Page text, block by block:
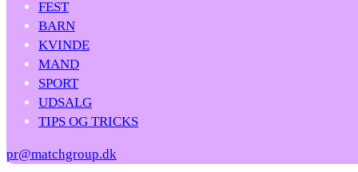
FEST
BARN
KVINDE
MAND
SPORT
UDSALG
TIPS OG TRICKS
pr@matchgroup.dk